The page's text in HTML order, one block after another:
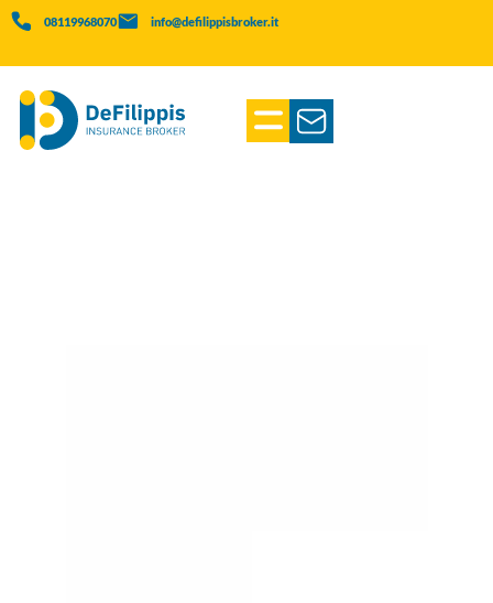
08119968070 info@defilippisbroker.it